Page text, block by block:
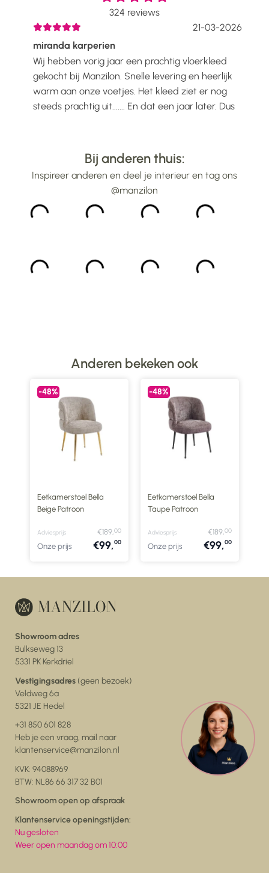
324 reviews
21-03-2026
miranda karperien
Wij hebben vorig jaar een prachtig vloerkleed
gekocht bij Manzilon. Snelle levering en heerlijk
warm aan onze voetjes. Het kleed ziet er nog
steeds prachtig uit....... En dat een jaar later. Dus
Bij anderen thuis:
Inspireer anderen en deel je interieur en tag ons
@manzilon
Anderen bekeken ook
-48%
Eetkamerstoel Bella
Beige Patroon
Adviesprijs €189,00
Onze prijs €99,00
-48%
Eetkamerstoel Bella
Taupe Patroon
Adviesprijs €189,00
Onze prijs €99,00
Showroom adres
Bulkseweg 13
5331 PK Kerkdriel
Vestigingsadres (geen bezoek)
Veldweg 6a
5321 JE Hedel
+31 850 601 828
Heb je een vraag, mail naar
klantenservice@manzilon.nl
KVK: 94088969
BTW: NL86 66 317 32 B01
Showroom open op afspraak
Klantenservice openingstijden:
Nu gesloten
Weer open maandag om 10:00